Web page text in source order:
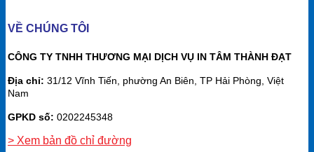
VỀ CHÚNG TÔI
CÔNG TY TNHH THƯƠNG MẠI DỊCH VỤ IN TÂM THÀNH ĐẠT
Địa chỉ: 31/12 Vĩnh Tiến, phường An Biên, TP Hải Phòng, Việt
Nam
GPKD số: 0202245348
> Xem bản đồ chỉ đường